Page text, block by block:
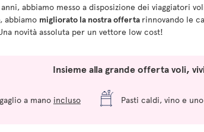
abbiamo messo a disposizione dei viaggiatori
abbiamo migliorato la nostra offerta rinnovando le
novità assoluta per un vettore low cost!
Insieme alla grande offerta voli,
a mano incluso Pasti caldi, vino e